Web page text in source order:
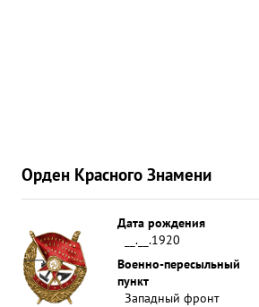
Орден Красного Знамени
Дата рождения
__.__.1920
Военно-пересыльный
пункт
Западный фронт